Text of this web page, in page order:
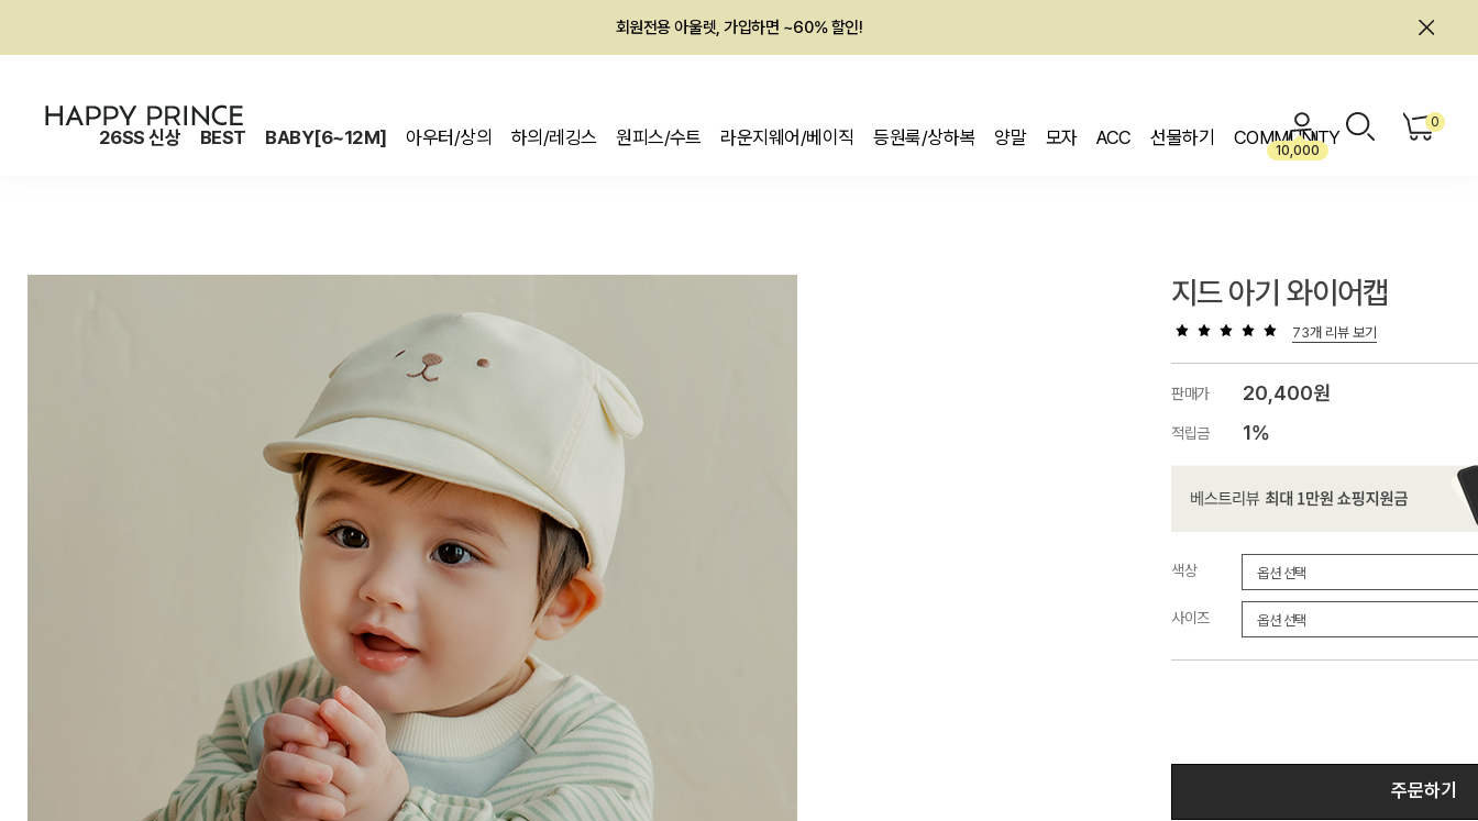
회원전용 아울렛, 가입하면 ~60% 할인!
26SS 신상 BEST BABY[6~12M] 아우터/상의 하의/레깅스 원피스/수트 라운지웨어/베이직 등원룩/상하복 양말 모자 ACC 선물하기 COMMUNITY
10,000
0
지드 아기 와이어캡
73개 리뷰 보기
판매가 20,400원
적립금 1%
색상
사이즈
주문하기